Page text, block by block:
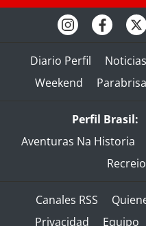
Diario Perfil Noticias
Weekend
Perfil Brasil:
Aventuras Na Historia
Recreio
Canales RSS
Privacidad
Equipo